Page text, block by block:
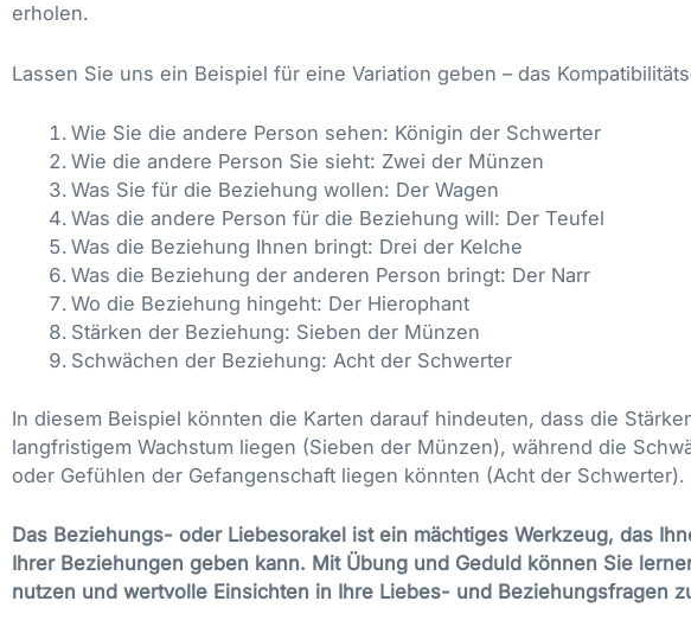
erholen.
Lassen Sie uns ein Beispiel für eine Variation geben – das
Wie Sie die andere Person sehen: Königin der Schwerter
Wie die andere Person Sie sieht: Zwei der Münzen
Was Sie für die Beziehung wollen: Der Wagen
Was die andere Person für die Beziehung will: Der Teufel
Was die Beziehung Ihnen bringt: Drei der Kelche
Was die Beziehung der anderen Person bringt: Der Narr
Wo die Beziehung hingeht: Der Hierophant
Stärken der Beziehung: Sieben der Münzen
Schwächen der Beziehung: Acht der Schwerter
In diesem Beispiel könnten die Karten darauf hindeuten, dass die
langfristigem Wachstum liegen (Sieben der Münzen), während die
oder Gefühlen der Gefangenschaft liegen könnten (Acht der Schwerter).
Das Beziehungs- oder Liebesorakel ist ein mächtiges Werkzeug, das
Ihrer Beziehungen geben kann. Mit Übung und Geduld können Sie
nutzen und wertvolle Einsichten in Ihre Liebes- und Beziehungsfragen